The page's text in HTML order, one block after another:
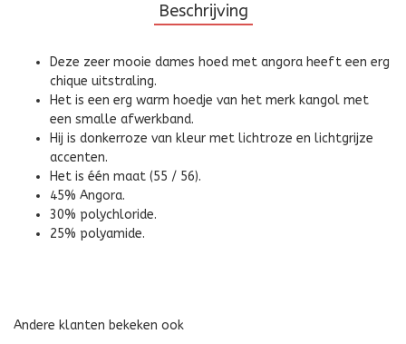
Beschrijving
Deze zeer mooie dames hoed met angora heeft een erg
chique uitstraling.
Het is een erg warm hoedje van het merk kangol met
een smalle afwerkband.
Hij is donkerroze van kleur met lichtroze en lichtgrijze
accenten.
Het is één maat (55 / 56).
45% Angora.
30% polychloride.
25% polyamide.
Andere klanten bekeken ook